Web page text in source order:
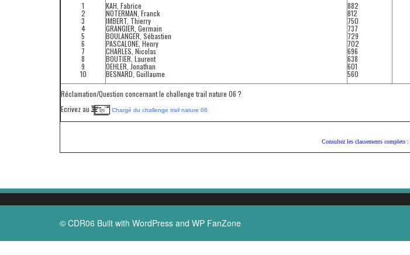
1
2
3
4
5
6
7
8
9
10
KAH, Fabrice
NOTERMAN, Franck
IMBERT, Thierry
GRANGIER, Germain
BOULANGER, Sébastien
PASCALONE, Henry
CHARLES, Nicolas
BOUTIER, Laurent
OEHLER, Jonathan
BESNARD, Guillaume
882
812
750
737
729
702
696
638
601
560
Réclamation/Question concernant le challenge trail nature 06 ?
Ecrivez au
Chargé du challenge trail nature 06
Consultez les classements complets :
© CDR06 Built with WordPress and WP FanZone